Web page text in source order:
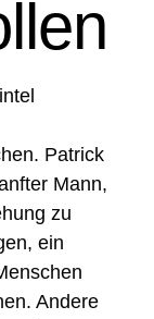
Patrick
Mann,
zu
ein
Andere